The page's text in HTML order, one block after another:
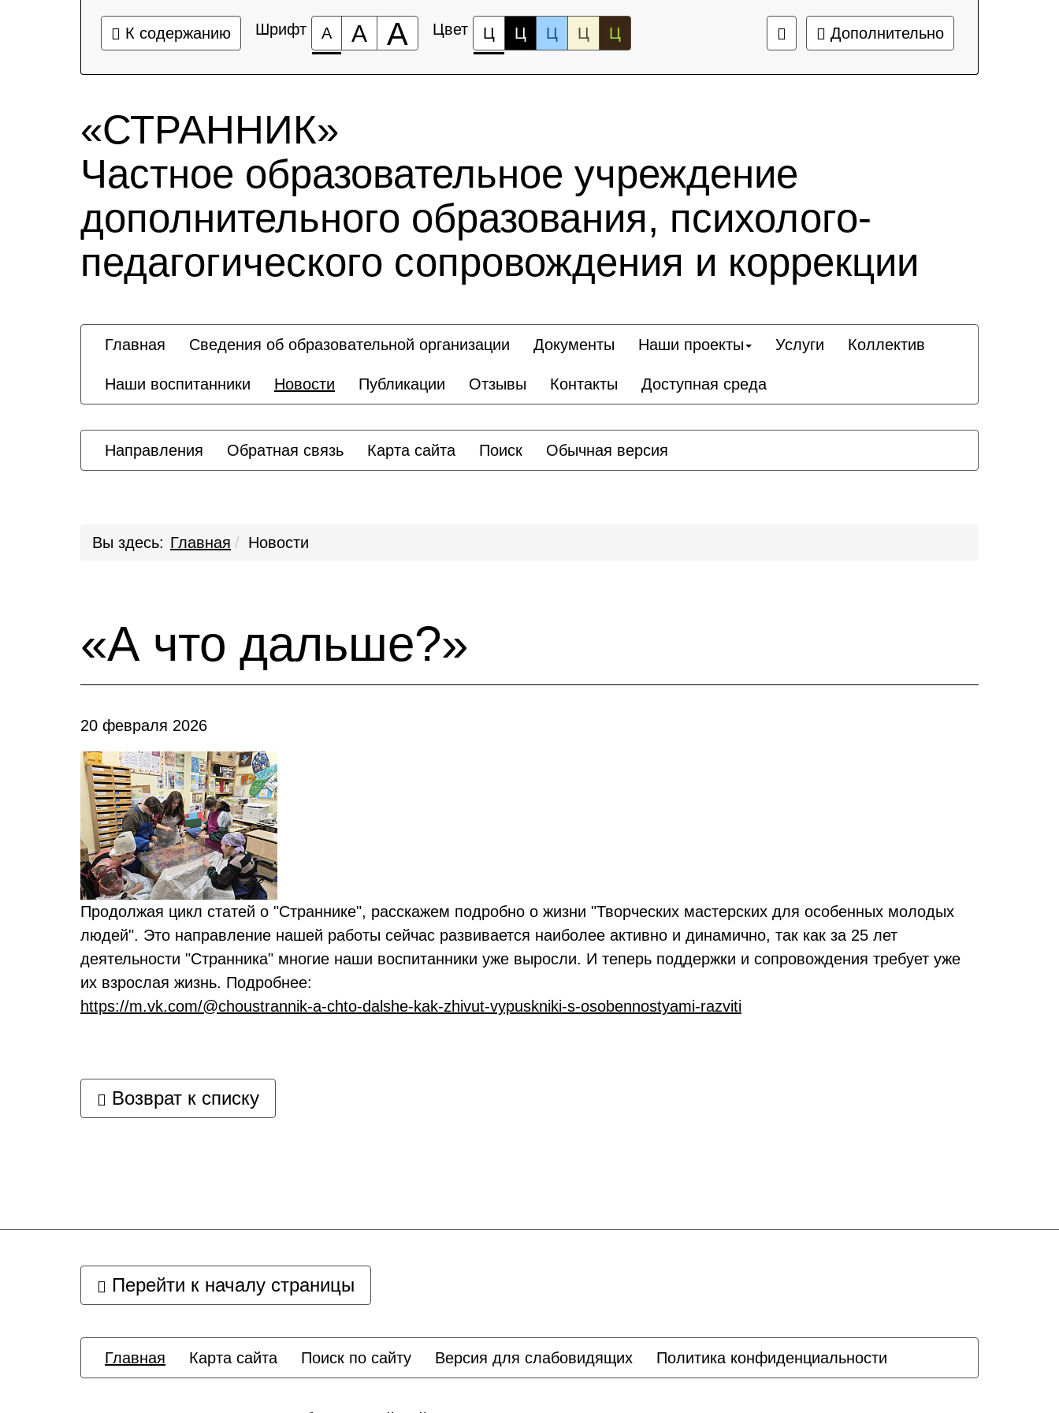
К содержанию Шрифт А А А Цвет Ц Ц Ц Ц Ц Дополнительно
«СТРАННИК»
Частное образовательное учреждение
дополнительного образования, психолого-
педагогического сопровождения и коррекции
Главная Сведения об образовательной организации Документы Наши проекты Услуги Коллектив
Наши воспитанники Новости Публикации Отзывы Контакты Доступная среда
Направления Обратная связь Карта сайта Поиск Обычная версия
Вы здесь: Главная Новости
«А что дальше?»
20 февраля 2026
Продолжая цикл статей о "Страннике", расскажем подробно о жизни "Творческих мастерских для особенных молодых
людей". Это направление нашей работы сейчас развивается наиболее активно и динамично, так как за 25 лет
деятельности "Странника" многие наши воспитанники уже выросли. И теперь поддержки и сопровождения требует уже
их взрослая жизнь. Подробнее:
https://m.vk.com/@choustrannik-a-chto-dalshe-kak-zhivut-vypuskniki-s-osobennostyami-razviti
Возврат к списку
Перейти к началу страницы
Главная Карта сайта Поиск по сайту Версия для слабовидящих Политика конфиденциальности